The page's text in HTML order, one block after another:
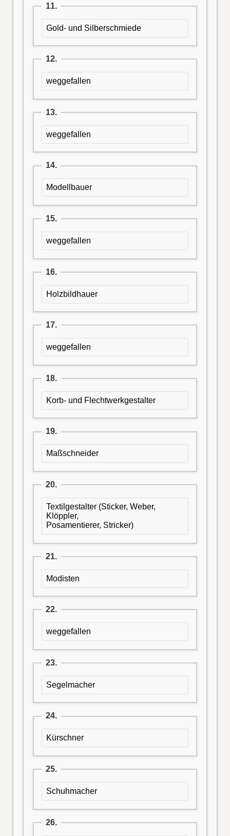
11.
Gold- und Silberschmiede
12.
weggefallen
13.
weggefallen
14.
Modellbauer
15.
weggefallen
16.
Holzbildhauer
17.
weggefallen
18.
Korb- und Flechtwerkgestalter
19.
Maßschneider
20.
Textilgestalter (Sticker, Weber,
Klöppler,
Posamentierer, Stricker)
21.
Modisten
22.
weggefallen
23.
Segelmacher
24.
Kürschner
25.
Schuhmacher
26.